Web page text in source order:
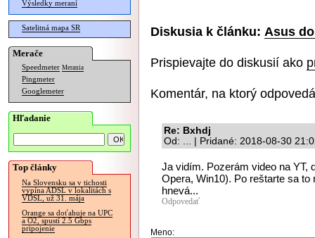
Výsledky meraní
Satelitná mapa SR
Merače
Speedmeter Merania
Pingmeter
Googlemeter
Hľadanie
Top články
Na Slovensku sa v tichosti
vypína ADSL v lokalitách s
VDSL, už 31. mája
Orange sa doťahuje na UPC
a O2, spustí 2.5 Gbps
pripojenie
Diskusia k článku: Asus
Prispievajte do diskusií ako
Komentár, na ktorý
Re: Bxhdj
Od: ... | Pridané: 2018-08-30
Ja vidím. Pozerám video na YT,
Opera, Win10). Po reštarte sa
hnevá...
Odpovedať
Meno: